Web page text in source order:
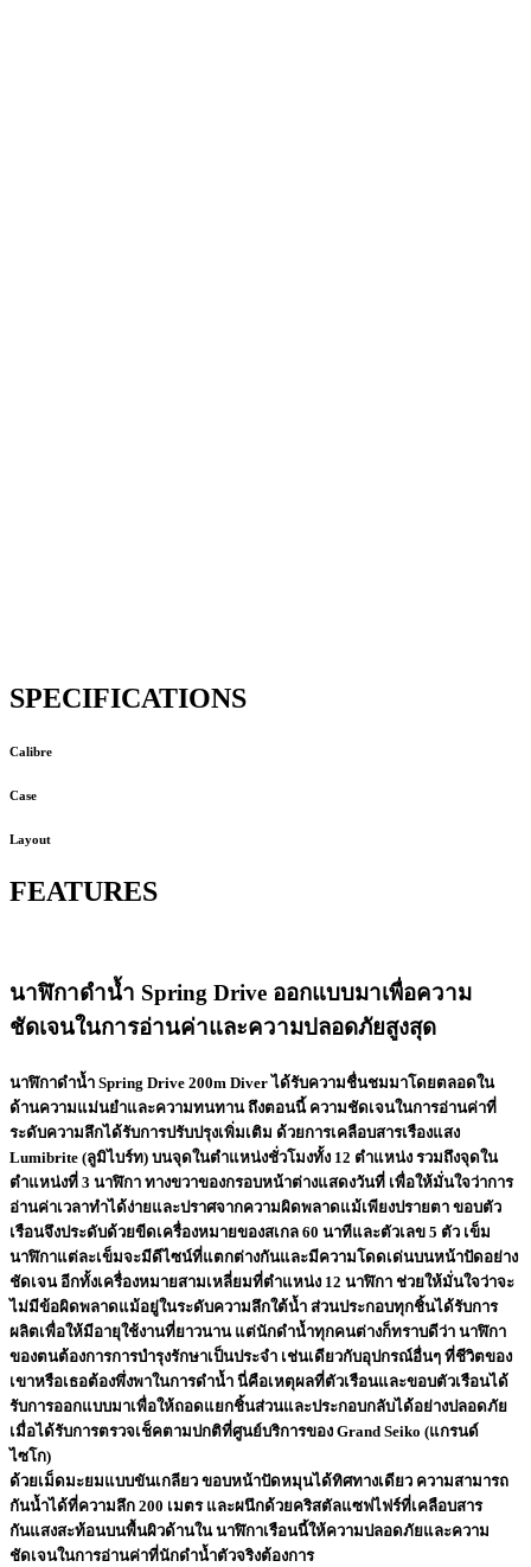
SPECIFICATIONS
Calibre
Case
Layout
FEATURES
นาฬิกาดำน้ำ Spring Drive ออกแบบมาเพื่อความ
ชัดเจนในการอ่านค่าและความปลอดภัยสูงสุด
นาฬิกาดำน้ำ Spring Drive 200m Diver ได้รับความชื่นชมมาโดยตลอดใน
ด้านความแม่นยำและความทนทาน ถึงตอนนี้ ความชัดเจนในการอ่านค่าที่
ระดับความลึกได้รับการปรับปรุงเพิ่มเติม ด้วยการเคลือบสารเรืองแสง
Lumibrite (ลูมิไบร์ท) บนจุดในตำแหน่งชั่วโมงทั้ง 12 ตำแหน่ง รวมถึงจุดใน
ตำแหน่งที่ 3 นาฬิกา ทางขวาของกรอบหน้าต่างแสดงวันที่ เพื่อให้มั่นใจว่าการ
อ่านค่าเวลาทำได้ง่ายและปราศจากความผิดพลาดแม้เพียงปรายตา ขอบตัว
เรือนจึงประดับด้วยขีดเครื่องหมายของสเกล 60 นาทีและตัวเลข 5 ตัว เข็ม
นาฬิกาแต่ละเข็มจะมีดีไซน์ที่แตกต่างกันและมีความโดดเด่นบนหน้าปัดอย่าง
ชัดเจน อีกทั้งเครื่องหมายสามเหลี่ยมที่ตำแหน่ง 12 นาฬิกา ช่วยให้มั่นใจว่าจะ
ไม่มีข้อผิดพลาดแม้อยู่ในระดับความลึกใต้น้ำ ส่วนประกอบทุกชิ้นได้รับการ
ผลิตเพื่อให้มีอายุใช้งานที่ยาวนาน แต่นักดำน้ำทุกคนต่างก็ทราบดีว่า นาฬิกา
ของตนต้องการการบำรุงรักษาเป็นประจำ เช่นเดียวกับอุปกรณ์อื่นๆ ที่ชีวิตของ
เขาหรือเธอต้องพึ่งพาในการดำน้ำ นี่คือเหตุผลที่ตัวเรือนและขอบตัวเรือนได้
รับการออกแบบมาเพื่อให้ถอดแยกชิ้นส่วนและประกอบกลับได้อย่างปลอดภัย
เมื่อได้รับการตรวจเช็คตามปกติที่ศูนย์บริการของ Grand Seiko (แกรนด์
ไซโก)
ด้วยเม็ดมะยมแบบขันเกลียว ขอบหน้าปัดหมุนได้ทิศทางเดียว ความสามารถ
กันน้ำได้ที่ความลึก 200 เมตร และผนึกด้วยคริสตัลแซฟไฟร์ที่เคลือบสาร
กันแสงสะท้อนบนพื้นผิวด้านใน นาฬิกาเรือนนี้ให้ความปลอดภัยและความ
ชัดเจนในการอ่านค่าที่นักดำน้ำตัวจริงต้องการ